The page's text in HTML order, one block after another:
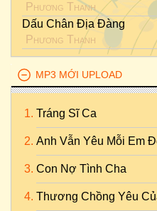
Phương Thanh
Dấu Chân Địa Đàng
Phương Thanh
MP3 MỚI UPLOAD
Tráng Sĩ Ca
Anh Vẫn Yêu Mỗi Em
Con Nợ Tình Cha
Thương Chồng Yêu